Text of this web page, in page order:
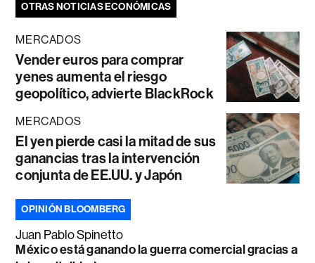
OTRAS NOTICIAS ECONÓMICAS
MERCADOS
Vender euros para comprar
yenes aumenta el riesgo
geopolítico, advierte BlackRock
MERCADOS
El yen pierde casi la mitad de sus
ganancias tras la intervención
conjunta de EE.UU. y Japón
OPINIÓN BLOOMBERG
Juan Pablo Spinetto
México está ganando la guerra comercial gracias a